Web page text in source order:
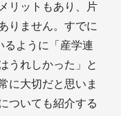
リットもあり、片
りません。すでに
るように「産学連
うれしかった」と
に大切だと思いま
ついても紹介する